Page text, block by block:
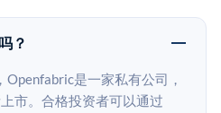
？
是一家私有公司，
市。合格投资者可以通过